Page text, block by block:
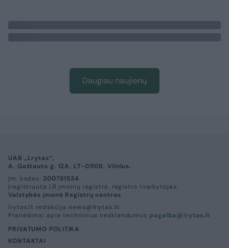
Daugiau naujienų
UAB „Lrytas“,
A. Goštauto g. 12A, LT-01108, Vilnius.
Įm. kodas: 300781534
Įregistruota LR įmonių registre, registro tvarkytojas:
Valstybės įmonė Registrų centras
lrytas.lt redakcija news@lrytas.lt
Pranešimai apie techninius nesklandumus pagalba@lrytas.lt
PRIVATUMO POLITIKA
KONTAKTAI